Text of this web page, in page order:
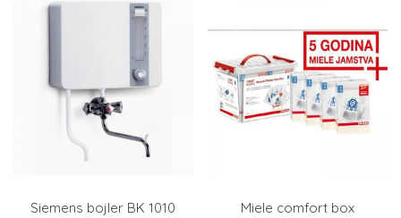
Siemens bojler BK 1010 Miele comfort box